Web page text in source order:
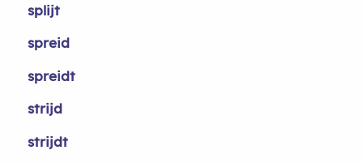
splijt
spreid
spreidt
strijd
strijdt